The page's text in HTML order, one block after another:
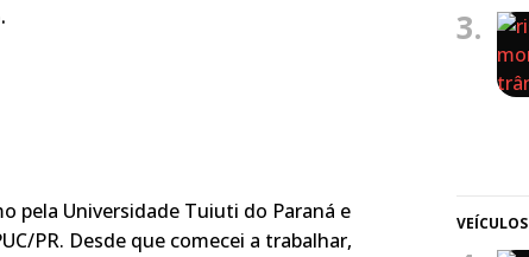
.
pela Universidade Tuiuti do Paraná e
PR. Desde que comecei a trabalhar,
3.
VEÍCULOS